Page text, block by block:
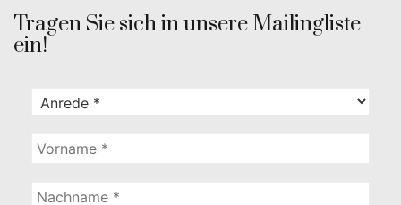
Tragen Sie sich in unsere Mailingliste
ein!